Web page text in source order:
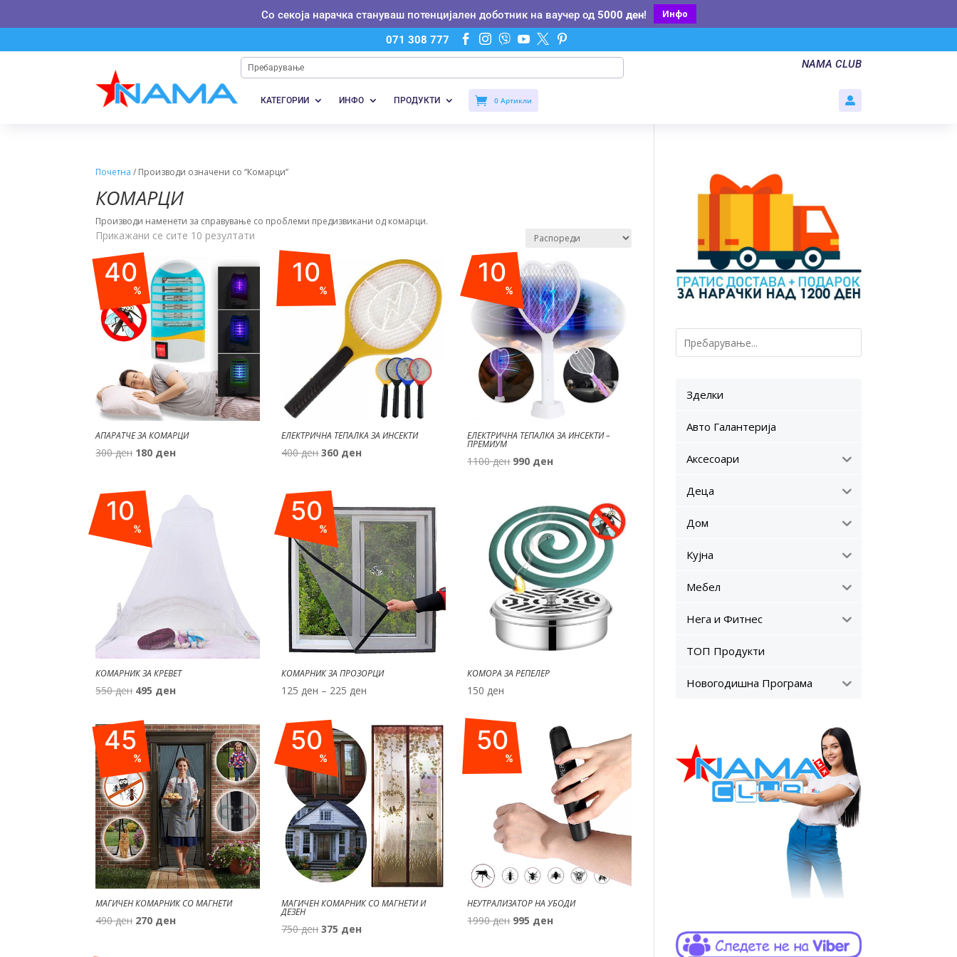
Со секоја нарачка стануваш потенцијален доботник на ваучер од 5000 ден! Инфо
071 308 777      
NAMA CLUB
КАТЕГОРИИ ИНФО ПРОДУКТИ 0 Артикли 
Почетна / Производи означени со “Комарци”
КОМАРЦИ
Производи наменети за справување со проблеми предизвикани од комарци.
Прикажани се сите 10 резултати
40
%
АПАРАТЧЕ ЗА КОМАРЦИ
300ден Original
300 ден.
180 ден
180 ден.
10
%
ЕЛЕКТРИЧНА ТЕПАЛКА ЗА ИНСЕКТИ
400денOriginal
400 ден.
360 ден
10
%
ЕЛЕКТРИЧНА ТЕПАЛКА ЗА ИНСЕКТИ –
ПРЕМИУМ
1100ден Original
1100 ден.
990 ден
990 ден.
10
%
КОМАРНИК ЗА КРЕВЕТ
550ден Original
was:
550 ден.
495 ден
is:
495 ден.
50
%
КОМАРНИК ЗА ПРОЗОРЦИ
125ден – 225ден
125 ден
through
225 ден
КОМОРА ЗА РЕПЕЛЕР
150ден
45
%
МАГИЧЕН КОМАРНИК СО МАГНЕТИ
490ден Original
270 ден
50
%
МАГИЧЕН КОМАРНИК СО МАГНЕТИ И
ДЕЗЕН
750денOriginal
375 ден
50
%
НЕУТРАЛИЗАТОР НА УБОДИ
1990ден Original
995 ден
Зделки
Авто Галантерија
Аксесоари
Деца
Дом
Кујна
Мебел
Нега и Фитнес
ТОП Продукти
Новогодишна Програма